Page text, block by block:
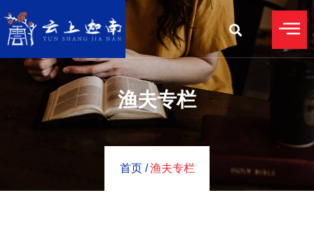
渔夫专栏
首页 / 渔夫专栏